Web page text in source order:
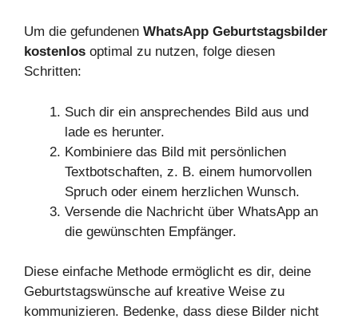
Um die gefundenen WhatsApp Geburtstagsbilder
kostenlos optimal zu nutzen, folge diesen
Schritten:
Such dir ein ansprechendes Bild aus und
lade es herunter.
Kombiniere das Bild mit persönlichen
Textbotschaften, z. B. einem humorvollen
Spruch oder einem herzlichen Wunsch.
Versende die Nachricht über WhatsApp an
die gewünschten Empfänger.
Diese einfache Methode ermöglicht es dir, deine
Geburtstagswünsche auf kreative Weise zu
kommunizieren. Bedenke, dass diese Bilder nicht